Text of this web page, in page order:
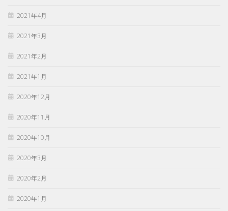
2021年4月
2021年3月
2021年2月
2021年1月
2020年12月
2020年11月
2020年10月
2020年3月
2020年2月
2020年1月